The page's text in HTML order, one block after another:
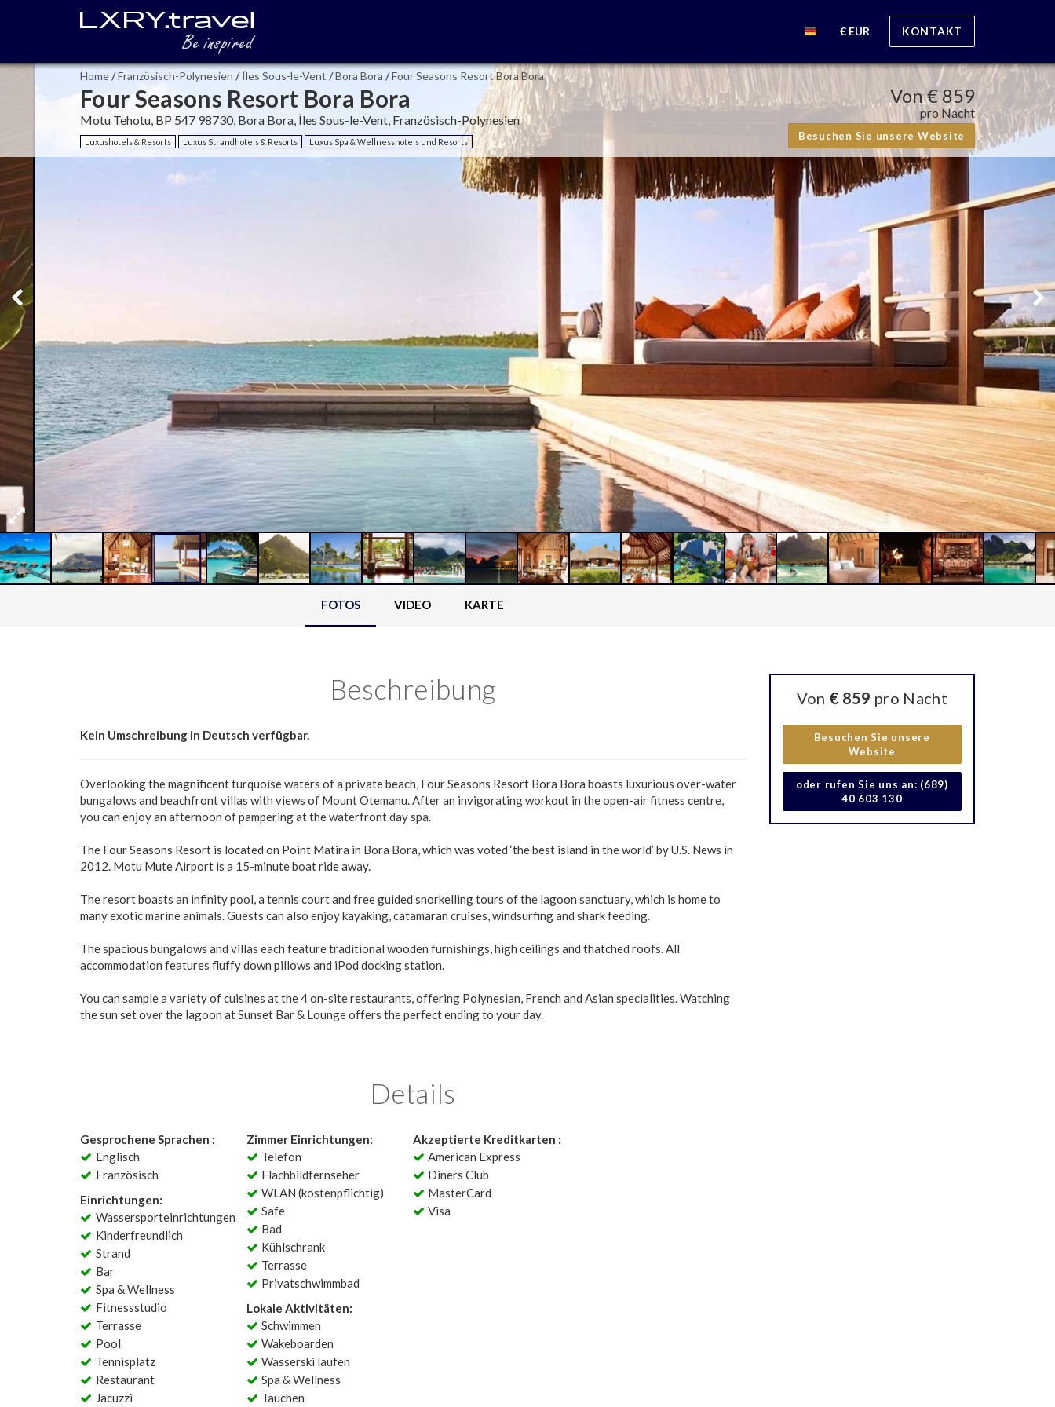
€ EUR KONTAKT
Home/Französisch-Polynesien /Îles Sous-le-Vent /Bora Bora /Four Seasons Resort Bora Bora
Four Seasons Resort Bora Bora
Motu Tehotu, BP 547 98730, Bora Bora, Îles Sous-le-Vent, Französisch-Polynesien
Luxushotels & Resorts Luxus Strandhotels & Resorts Luxus Spa & Wellnesshotels und Resorts
Von€ 859
pro Nacht
Besuchen Sie unsere Website
FOTOS VIDEO KARTE
Von € 859 pro Nacht
Besuchen Sie unsere
Website
oder rufen Sie uns an: (689)
40 603 130
Beschreibung
Kein Umschreibung in Deutsch verfügbar.
Overlooking the magnificent turquoise waters of a private beach, Four Seasons Resort Bora Bora boasts luxurious over-water
bungalows and beachfront villas with views of Mount Otemanu. After an invigorating workout in the open-air fitness centre,
you can enjoy an afternoon of pampering at the waterfront day spa.
The Four Seasons Resort is located on Point Matira in Bora Bora, which was voted ‘the best island in the world’ by U.S. News in
2012. Motu Mute Airport is a 15-minute boat ride away.
The resort boasts an infinity pool, a tennis court and free guided snorkelling tours of the lagoon sanctuary, which is home to
many exotic marine animals. Guests can also enjoy kayaking, catamaran cruises, windsurfing and shark feeding.
The spacious bungalows and villas each feature traditional wooden furnishings, high ceilings and thatched roofs. All
accommodation features fluffy down pillows and iPod docking station.
You can sample a variety of cuisines at the 4 on-site restaurants, offering Polynesian, French and Asian specialities. Watching
the sun set over the lagoon at Sunset Bar & Lounge offers the perfect ending to your day.
Details
Gesprochene Sprachen :
Englisch
Französisch
Einrichtungen:
Wassersporteinrichtungen
Kinderfreundlich
Strand
Bar
Spa & Wellness
Fitnessstudio
Terrasse
Pool
Tennisplatz
Restaurant
Jacuzzi
Zimmer Einrichtungen:
Telefon
Flachbildfernseher
WLAN (kostenpflichtig)
Safe
Bad
Kühlschrank
Terrasse
Privatschwimmbad
Lokale Aktivitäten:
Schwimmen
Wakeboarden
Wasserski laufen
Spa & Wellness
Tauchen
Akzeptierte Kreditkarten :
American Express
Diners Club
MasterCard
Visa